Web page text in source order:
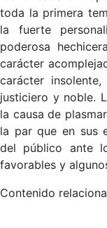
toda la primera
la fuerte
poderosa
carácter
carácter
justiciero y noble.
la causa de
la par que en sus
del público ante
favorables y
Contenido